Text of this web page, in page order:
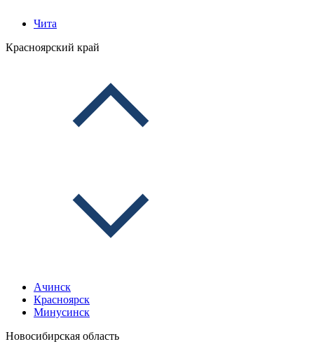
Чита
Красноярский край
Ачинск
Красноярск
Минусинск
Новосибирская область